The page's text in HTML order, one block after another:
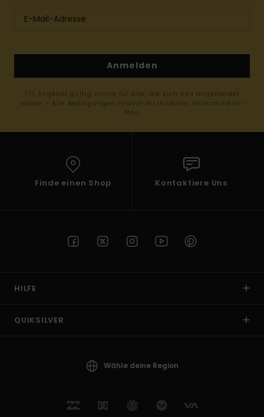
Anmelden
(*) Angebot gültig online für alle, die sich neu angemeldet
haben - Alle Bedingungen findest du in deiner Willkommens-
Mail
Finde einen Shop Kontaktiere Uns
HILFE
QUIKSILVER
Wähle deine Region